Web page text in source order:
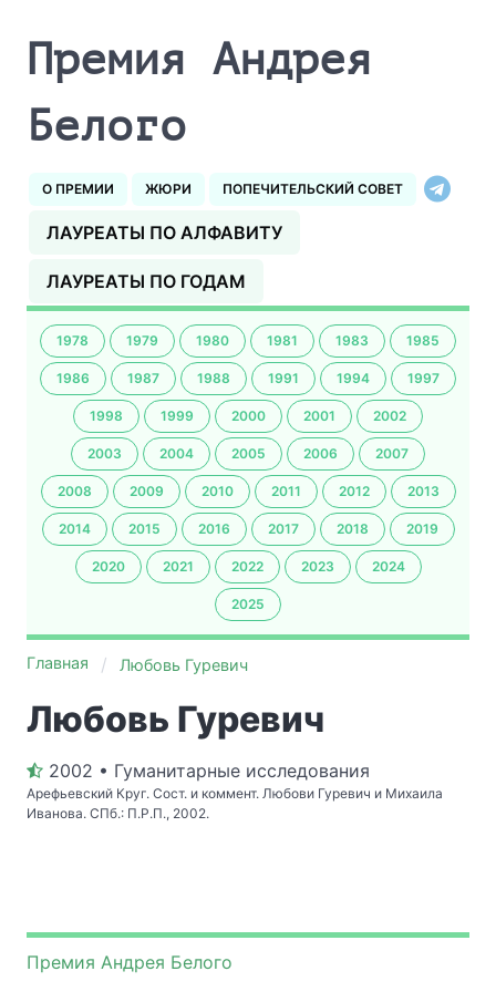
Премия Андрея
Белого
О ПРЕМИИ ЖЮРИ ПОПЕЧИТЕЛЬСКИЙ СОВЕТ
ЛАУРЕАТЫ ПО АЛФАВИТУ
ЛАУРЕАТЫ ПО ГОДАМ
1978 1979 1980 1981 1983 1985
1986 1987 1988 1991 1994 1997
1998 1999 2000 2001 2002
2003 2004 2005 2006 2007
2008 2009 2010 2011 2012 2013
2014 2015 2016 2017 2018 2019
2020 2021 2022 2023 2024
2025
Главная Любовь Гуревич
Любовь Гуревич
2002 • Гуманитарные исследования
Арефьевский Круг. Сост. и коммент. Любови Гуревич и Михаила
Иванова. СПб.: П.Р.П., 2002.
Премия Андрея Белого